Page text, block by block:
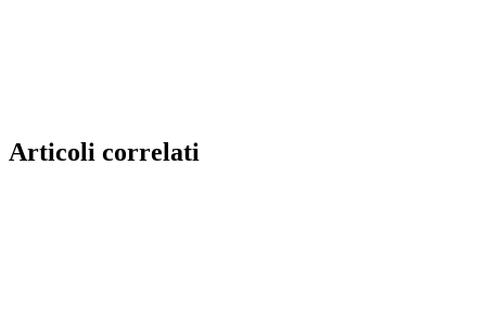
Articoli correlati